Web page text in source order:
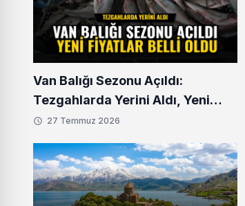
Van Balığı Sezonu Açıldı:
Tezgahlarda Yerini Aldı, Yeni
Fiyatlar Belli Oldu
27 Temmuz 2026